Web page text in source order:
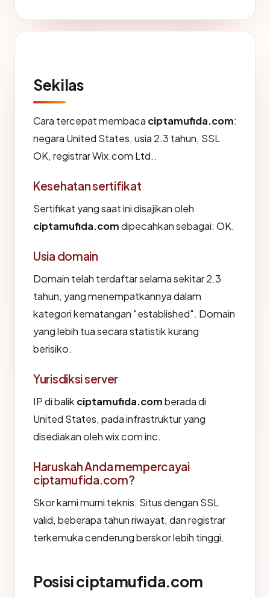
Sekilas
Cara tercepat membaca ciptamufida.com:
negara United States, usia 2.3 tahun, SSL
OK, registrar Wix.com Ltd..
Kesehatan sertifikat
Sertifikat yang saat ini disajikan oleh
ciptamufida.comdipecahkan sebagai: OK.
Usia domain
Domain telah terdaftar selama sekitar 2.3
tahun, yang menempatkannya dalam
kategori kematangan "established". Domain
yang lebih tua secara statistik kurang
berisiko.
Yurisdiksi server
IP di balik ciptamufida.comberada di
United States, pada infrastruktur yang
disediakan oleh wix com inc.
Haruskah Anda mempercayai
ciptamufida.com?
Skor kami murni teknis. Situs dengan SSL
valid, beberapa tahun riwayat, dan registrar
terkemuka cenderung berskor lebih tinggi.
Posisi ciptamufida.com